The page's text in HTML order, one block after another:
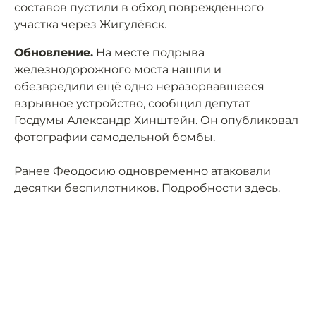
составов пустили в обход повреждённого
участка через Жигулёвск.
Обновление. На месте подрыва
железнодорожного моста нашли и
обезвредили ещё одно неразорвавшееся
взрывное устройство, сообщил депутат
Госдумы Александр Хинштейн. Он опубликовал
фотографии самодельной бомбы.
Ранее Феодосию одновременно атаковали
десятки беспилотников. Подробности здесь.